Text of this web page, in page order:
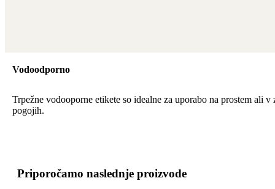
Vodoodporno
Trpežne vodooporne etikete so idealne za uporabo na prostem ali v
pogojih.
Priporočamo naslednje proizvode